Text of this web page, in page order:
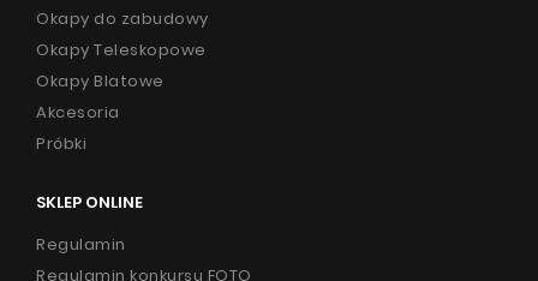
Okapy do zabudowy
Okapy Teleskopowe
Okapy Blatowe
Akcesoria
Próbki
SKLEP ONLINE
Regulamin
Regulamin konkursu FOTO